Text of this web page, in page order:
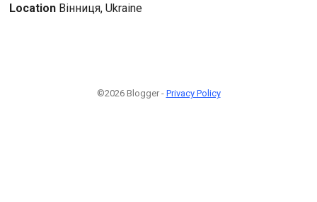
Location Вінниця, Ukraine
©2026 Blogger - Privacy Policy